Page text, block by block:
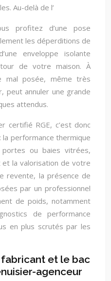
Au-delà de l’
profitez d’une pose
les déperditions de
enveloppe isolante
de votre maison. À
mal posée, même très
peut annuler une grande
attendus.
certifié RGE, c’est donc
performance thermique
ou baies vitrées,
et la valorisation de votre
revente, la présence de
par un professionnel
de poids, notamment
de performance
en plus scrutés par les
fabricant et le bac
agenceur